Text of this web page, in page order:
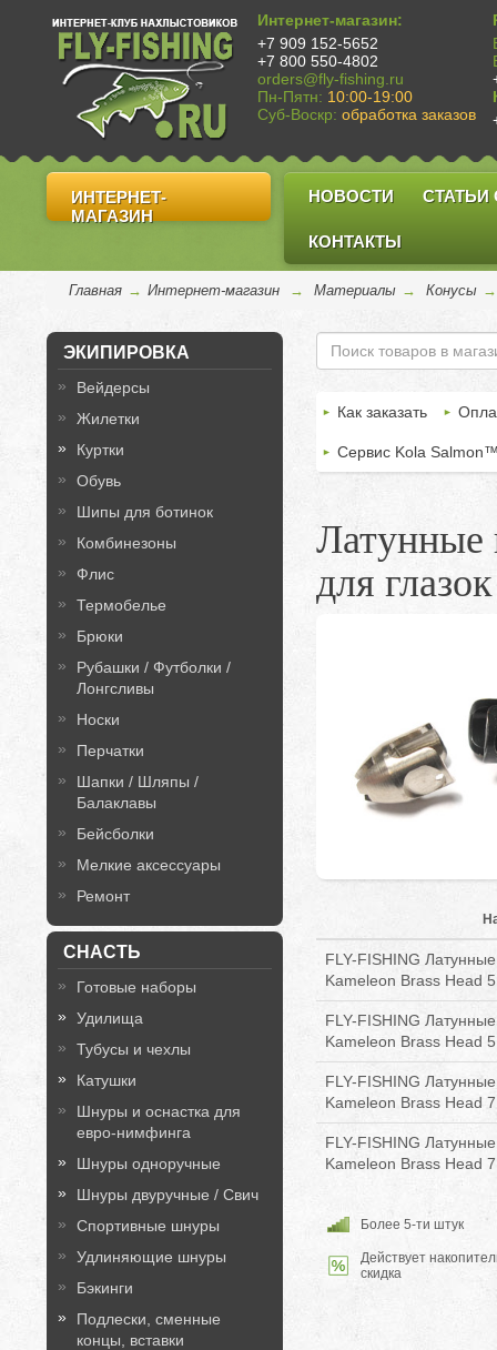
Интернет-магазин:
+7 909 152-5652
+7 800 550-4802
orders@fly-fishing.ru
Пн-Пятн: 10:00-19:00
Суб-Воскр: обработка заказов
ИНТЕРНЕТ-
МАГАЗИН
НОВОСТИ СТАТЬИ
КОНТАКТЫ
Главная → Интернет-магазин → Материалы → Конусы
ЭКИПИРОВКА
Вейдерсы
Жилетки
Куртки
Обувь
Шипы для ботинок
Комбинезоны
Флис
Термобелье
Брюки
Рубашки / Футболки /
Лонгсливы
Носки
Перчатки
Шапки / Шляпы /
Балаклавы
Бейсболки
Мелкие аксессуары
Ремонт
СНАСТЬ
Готовые наборы
Удилища
Тубусы и чехлы
Катушки
Шнуры и оснастка для
евро-нимфинга
Шнуры одноручные
Шнуры двуручные / Свич
Спортивные шнуры
Удлиняющие шнуры
Бэкинги
Подлески, сменные
концы, вставки
Как заказать
Сервис Kola
Латунные
для глазок
FLY-FISHING
Kameleon Brass Head
FLY-FISHING
Kameleon Brass Head
FLY-FISHING
Kameleon Brass Head
FLY-FISHING
Kameleon Brass Head
Более 5-ти штук
Действует
скидка